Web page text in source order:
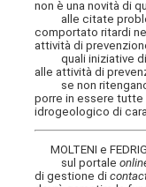
non è una novità di
alle citate
comportato ritardi
attività di
quali iniziative di
alle attività di
se non ritengano
porre in essere
idrogeologico di
MOLTENI e
sul portale
di gestione di